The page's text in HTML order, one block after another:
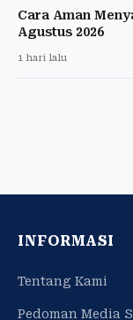
Cara Aman
Agustus 2026
1 hari lalu
INFORMASI
Tentang Kami
Pedoman Media